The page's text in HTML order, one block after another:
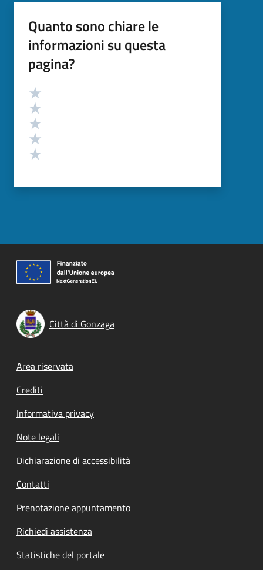
Quanto sono chiare le
informazioni su questa
pagina?
Valutazione
Città di Gonzaga
Footer menu
Area riservata
Crediti
Informativa privacy
Note legali
Dichiarazione di accessibilità
Contatti
Prenotazione appuntamento
Richiedi assistenza
Statistiche del portale